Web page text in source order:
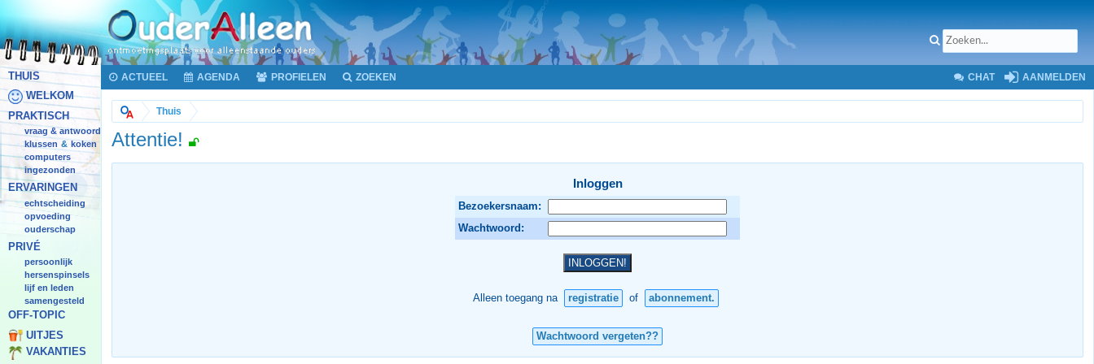
THUIS
WELKOM
PRAKTISCH
vraag & antwoord
klussen & koken
computers
ingezonden
ERVARINGEN
echtscheiding
opvoeding
ouderschap
PRIVÉ
persoonlijk
hersenspinsels
lijf en leden
samengesteld
OFF-TOPIC
UITJES
VAKANTIES
ACTUEEL AGENDA PROFIELEN ZOEKEN CHAT AANMELDEN
Thuis
Attentie!
Inloggen
Bezoekersnaam:
Wachtwoord:
Alleen toegang na registratie of abonnement.
Wachtwoord vergeten??